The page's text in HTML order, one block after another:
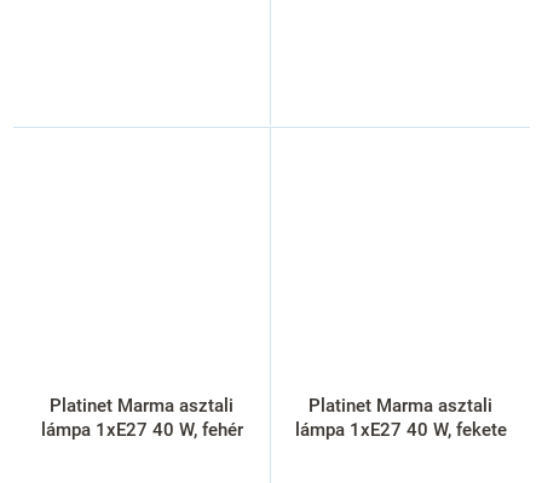
Platinet Marma asztali
lámpa 1xE27 40 W, fehér
Platinet Marma asztali
lámpa 1xE27 40 W, fekete